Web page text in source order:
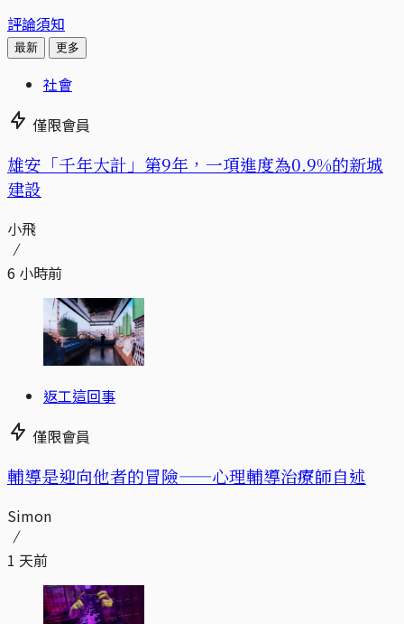
評論須知
最新 更多
社會
僅限會員
​​雄安「千年大計」第9年，一項進度為0.9%的新城
建設
小飛
6 小時前
返工這回事
僅限會員
輔導是迎向他者的冒險——心理輔導治療師自述
Simon
1 天前